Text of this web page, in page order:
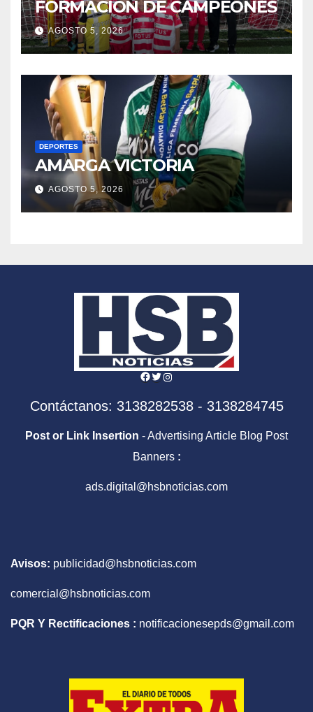
FORMACIÓN DE CAMPEONES
AGOSTO 5, 2026
DEPORTES
AMARGA VICTORIA
AGOSTO 5, 2026
Facebook
Twitter
Instagram
Contáctanos: 3138282538 - 3138284745
Post or Link Insertion - Advertising Article Blog Post
Banners :
ads.digital@hsbnoticias.com
Avisos: publicidad@hsbnoticias.com
comercial@hsbnoticias.com
PQR Y Rectificaciones : notificacionesepds@gmail.com